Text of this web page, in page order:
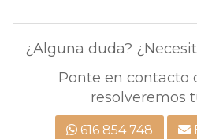
¿Alguna duda?
Ponte en contacto
resolveremos
616 854 748